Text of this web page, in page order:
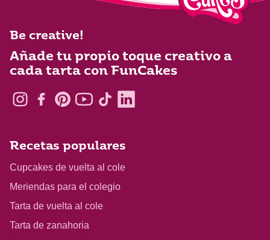
Be creative!
Añade tu propio toque creativo a
cada tarta con FunCakes
Recetas populares
Cupcakes de vuelta al cole
Meriendas para el colegio
Tarta de vuelta al cole
Tarta de zanahoria